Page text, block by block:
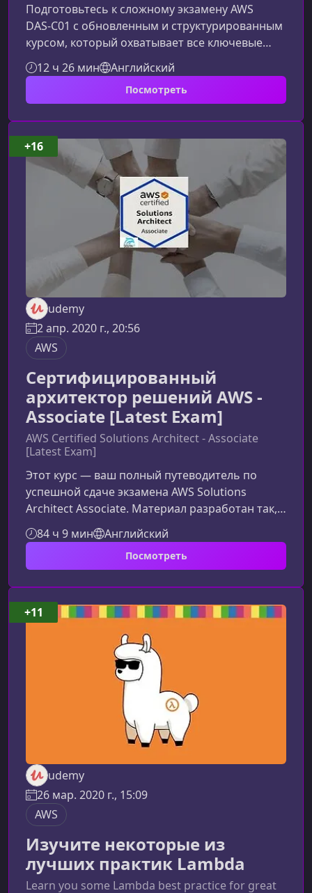
Подготовьтесь к сложному экзамену AWS
DAS‑C01 с обновленным и структурированным
курсом, который охватывает все ключевые
сервисы и паттерны аналитики данных в AWS.
Материал фокусируется на практике, типовых
сценариях экзамена и реальных архитектурах
больших данных.Что представляет собой
сертификация AWS Certified Data Analytics –
SpecialityЭкзамен DAS‑C01 оценивает умение
проектировать, развертывать и
оптимизировать системы больших данных в
12 ч 26 мин Английский
Посмотреть
udemy
2 апр. 2020 г., 20:56
AWS
Сертифицированный
архитектор решений AWS -
Associate [Latest Exam]
AWS Certified Solutions Architect - Associate
[Latest Exam]
Этот курс — ваш полный путеводитель по
успешной сдаче экзамена AWS Solutions
Architect Associate. Материал разработан так,
чтобы даже новички в ИТ могли уверенно
разобраться в AWS, понять архитектурные
паттерны и освоить навыки, необходимые для
экзамен AWS Solutions Architect
AssociateЭкзамен AWS SAA — один из самых
востребованных и признанных сертификатов
в облачной индустрии. Он проверяет вашу
84 ч 9 мин Английский
Посмотреть
+16
udemy
26 мар. 2020 г., 15:09
AWS
Изучите некоторые из
лучших практик Lambda
Learn you some Lambda best practice for great
+11